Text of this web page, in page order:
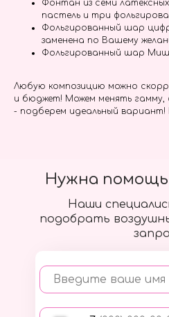
Фонтан из семи
пастель и три
Фольгированный шар
заменена по Вашему
Фольгированный шар
Любую композицию можно
и бюджет! Можем менять
- подберем идеальный вариант!
Наши
подобрать
Введите ваше имя
Нужна помощь